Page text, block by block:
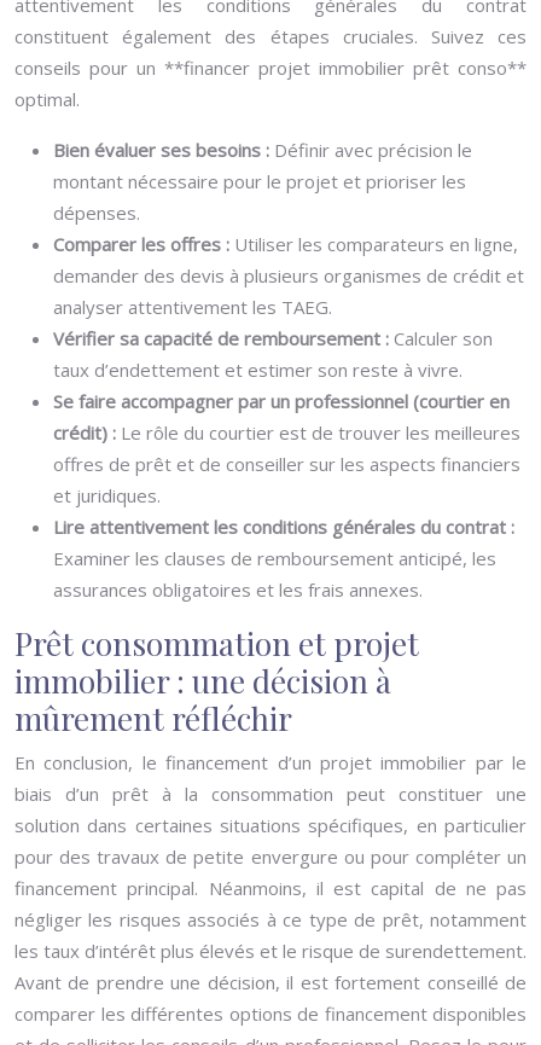
attentivement les conditions générales du contrat
constituent également des étapes cruciales. Suivez ces
conseils pour un **financer projet immobilier prêt conso**
optimal.
Bien évaluer ses besoins : Définir avec précision le
montant nécessaire pour le projet et prioriser les
dépenses.
Comparer les offres : Utiliser les comparateurs en ligne,
demander des devis à plusieurs organismes de crédit et
analyser attentivement les TAEG.
Vérifier sa capacité de remboursement : Calculer son
taux d’endettement et estimer son reste à vivre.
Se faire accompagner par un professionnel (courtier en
crédit) : Le rôle du courtier est de trouver les meilleures
offres de prêt et de conseiller sur les aspects financiers
et juridiques.
Lire attentivement les conditions générales du contrat :
Examiner les clauses de remboursement anticipé, les
assurances obligatoires et les frais annexes.
Prêt consommation et projet
immobilier : une décision à
mûrement réfléchir
En conclusion, le financement d’un projet immobilier par le
biais d’un prêt à la consommation peut constituer une
solution dans certaines situations spécifiques, en particulier
pour des travaux de petite envergure ou pour compléter un
financement principal. Néanmoins, il est capital de ne pas
négliger les risques associés à ce type de prêt, notamment
les taux d’intérêt plus élevés et le risque de surendettement.
Avant de prendre une décision, il est fortement conseillé de
comparer les différentes options de financement disponibles